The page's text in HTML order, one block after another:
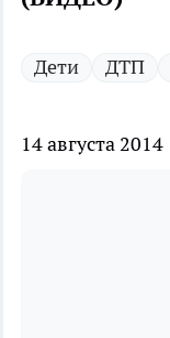
Дети ДТП
14 августа 2014